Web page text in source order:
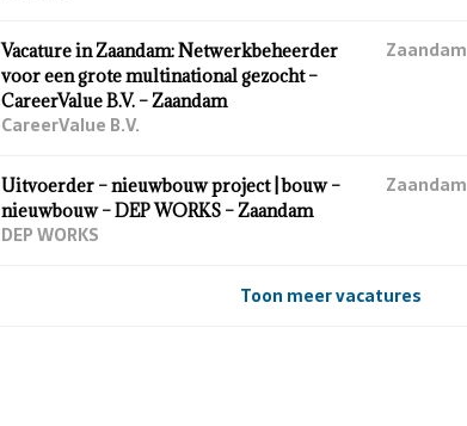
Vacature in Zaandam: Netwerkbeheerder
voor een grote multinational gezocht –
CareerValue B.V. – Zaandam
CareerValue B.V.
Zaandam
Uitvoerder – nieuwbouw project | bouw –
nieuwbouw – DEP WORKS – Zaandam
DEP WORKS
Zaandam
Toon meer vacatures